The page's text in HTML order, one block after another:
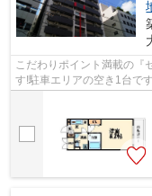
こだわりポイント満載の『
す!駐車エリアの空き1台で